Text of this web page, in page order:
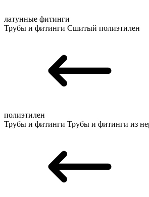
латунные фитинги
Трубы и фитинги Сшитый полиэтилен
полиэтилен
Трубы и фитинги Трубы и фитинги из